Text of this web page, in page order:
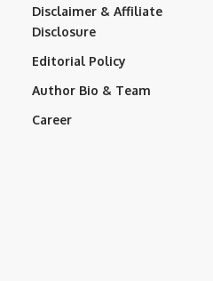
Disclaimer & Affiliate
Disclosure
Editorial Policy
Author Bio & Team
Career